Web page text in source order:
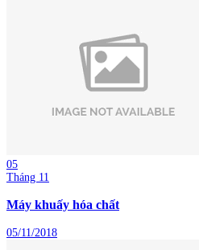
05
Tháng 11
Máy khuấy hóa chất
05/11/2018